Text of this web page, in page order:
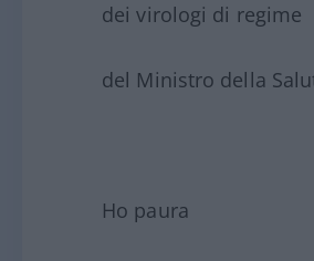
dei virologi di regime
del Ministro della
Ho paura